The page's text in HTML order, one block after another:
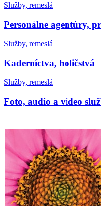
Služby, remeslá
Personálne agentúry,
Služby, remeslá
Kaderníctva, holičstvá
Služby, remeslá
Foto, audio a video